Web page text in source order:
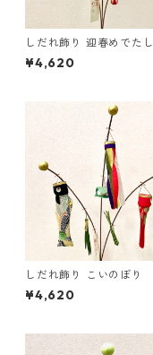
しだれ飾り 迎春めでたし
¥4,620
しだれ飾り こいのぼり
¥4,620